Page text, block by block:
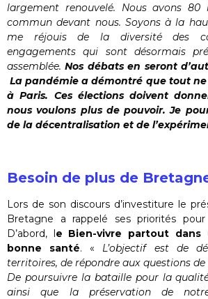
largement renouvelé. Nous avons
commun devant nous. Soyons à la
me réjouis de la diversité des
engagements qui sont désormais
assemblée.Nos débats en seront
La pandémie a démontré que tout
à Paris. Ces élections doivent
nous voulons plus de pouvoir. Je
de la décentralisation et de
Besoin de plus de
Lors de son discours d’investiture le
Bretagne a rappelé ses priorités
D’abord, le Bien-vivre partout dans
bonne santé. « L’objectif est de
territoires, de répondre aux questions
De poursuivre la bataille pour la
ainsi que la préservation de